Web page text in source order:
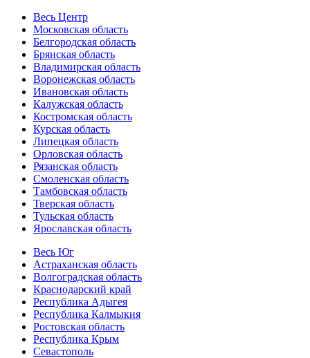
Весь Центр
Московская область
Белгородская область
Брянская область
Владимирская область
Воронежская область
Ивановская область
Калужская область
Костромская область
Курская область
Липецкая область
Орловская область
Рязанская область
Смоленская область
Тамбовская область
Тверская область
Тульская область
Ярославская область
Весь Юг
Астраханская область
Волгоградская область
Краснодарский край
Республика Адыгея
Республика Калмыкия
Ростовская область
Республика Крым
Севастополь